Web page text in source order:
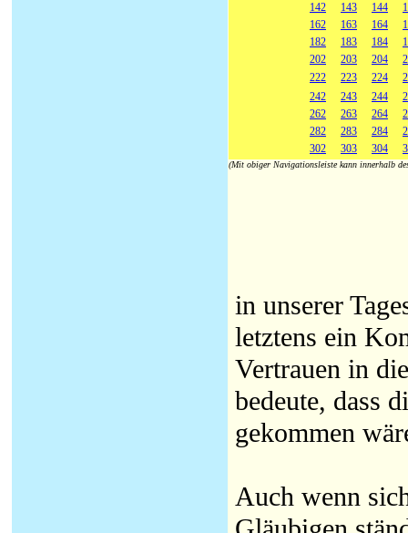
142
143 144
162
163 164
182
183 184
202
203 204
222
223 224
242
243 244
262
263 264
282
283 284
302
303 304
(Mit obiger Navigationsleiste kann innerhalb
in unserer
letztens ein
Vertrauen in
bedeute, dass
gekommen
Auch wenn